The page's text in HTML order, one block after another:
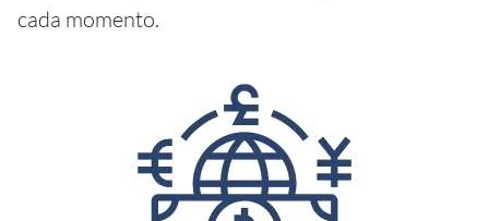
cada momento.